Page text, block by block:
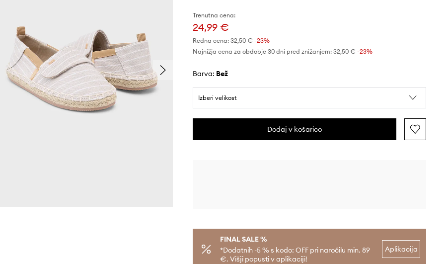
Trenutna cena:
24,99 €
Redna cena: 32,50 € -23%
Najnižja cena za obdobje 30 dni pred znižanjem: 32,50 € -23%
Barva: bež
Izberi velikost
Dodaj v košarico
FINAL SALE %
*Dodatnih -5 % s kodo: OFF pri naročilu min. 89
€. Višji popusti v aplikaciji!
Aplikacija